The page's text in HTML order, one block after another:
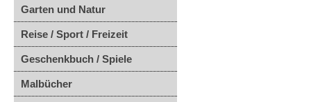
Garten und Natur
Reise / Sport / Freizeit
Geschenkbuch / Spiele
Malbücher